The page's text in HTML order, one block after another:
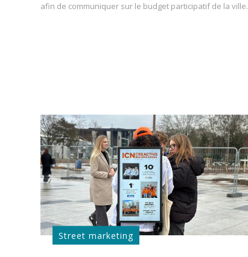
afin de communiquer sur le budget participatif de la ville.
Street marketing